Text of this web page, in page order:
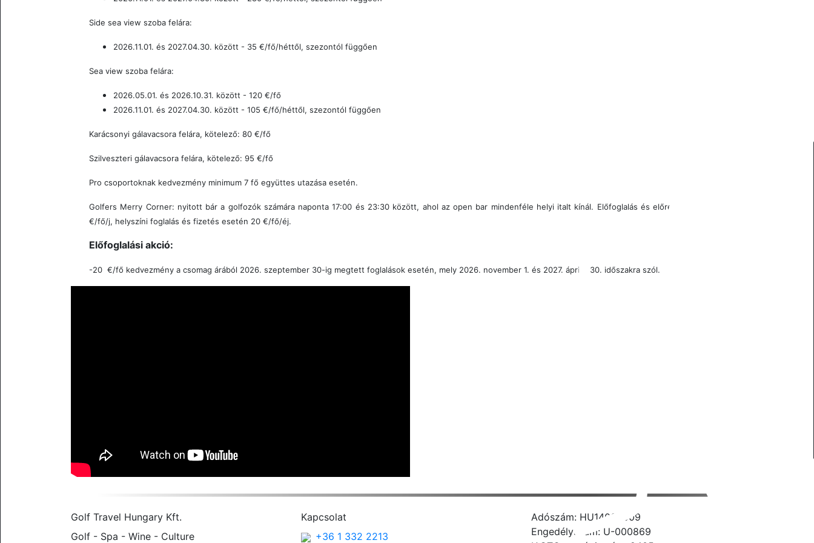
Side sea view szoba felára:
2026.11.01. és 2027.04.30. között - 35 €/fő/héttől, szezontól függően
Sea view szoba felára:
2026.05.01. és 2026.10.31. között - 120 €/fő
2026.11.01. és 2027.04.30. között - 105 €/fő/héttől, szezontól függően
Karácsonyi gálavacsora felára, kötelező: 80 €/fő
Szilveszteri gálavacsora felára, kötelező: 95 €/fő
Pro csoportoknak kedvezmény minimum 7 fő együttes utazása esetén.
Golfers Merry Corner: nyitott bár a golfozók számára naponta 17:00 és 23:30 között, ahol az open bar mindenféle helyi italt kínál. Előfoglalás és előre fizetés esetén 18
€/fő/j, helyszíni foglalás és fizetés esetén 20 €/fő/éj.
Előfoglalási akció:
-20 €/fő kedvezmény a csomag árából 2026. szeptember 30-ig megtett foglalások esetén, mely 2026. november 1. és 2027. április 30. időszakra szól.
Golf Travel Hungary Kft.
Golf - Spa - Wine - Culture
Kapcsolat
+36 1 332 2213
Adószám: HU14006009
Engedélyszám: U-000869